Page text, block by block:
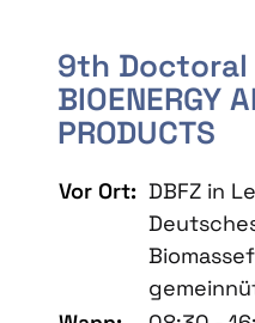
9th Doctoral
BIOENERGY
PRODUCTS
Vor Ort: DBFZ in